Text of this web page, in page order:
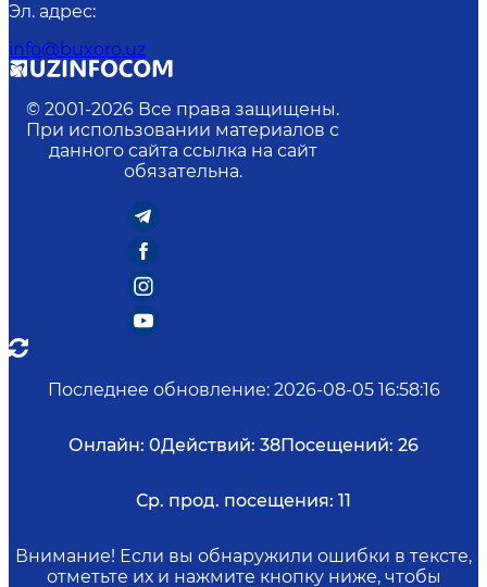
Эл. адрес:
info@buxoro.uz
© 2001-2026 Все права защищены.
При использовании материалов с
данного сайта ссылка на сайт
обязательна.
Последнее обновление: 2026-08-05 16:58:16
Онлайн: 0Действий: 38Посещений: 26
Ср. прод. посещения: 11
Внимание! Если вы обнаружили ошибки в тексте,
отметьте их и нажмите кнопку ниже, чтобы